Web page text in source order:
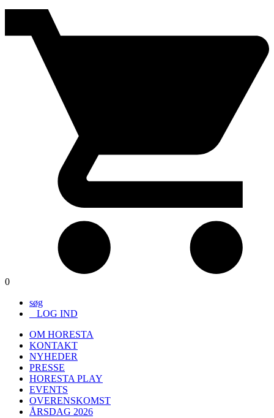
0
søg
LOG IND
OM HORESTA
KONTAKT
NYHEDER
PRESSE
HORESTA PLAY
EVENTS
OVERENSKOMST
ÅRSDAG 2026